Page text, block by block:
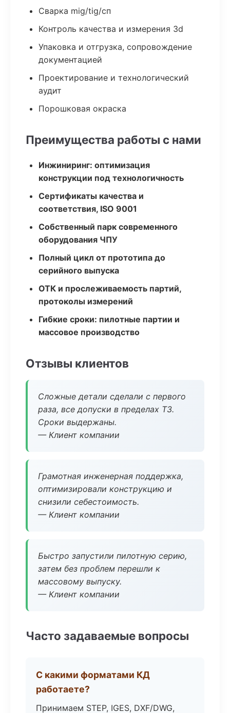
Сварка mig/tig/сп
Контроль качества и измерения 3d
Упаковка и отгрузка, сопровождение
документацией
Проектирование и технологический
аудит
Порошковая окраска
Преимущества работы с нами
Инжиниринг: оптимизация
конструкции под технологичность
Сертификаты качества и
соответствия, ISO 9001
Собственный парк современного
оборудования ЧПУ
Полный цикл от прототипа до
серийного выпуска
ОТК и прослеживаемость партий,
протоколы измерений
Гибкие сроки: пилотные партии и
массовое производство
Отзывы клиентов
Сложные детали сделали с первого
раза, все допуски в пределах ТЗ.
Сроки выдержаны.
— Клиент компании
Грамотная инженерная поддержка,
оптимизировали конструкцию и
снизили себестоимость.
— Клиент компании
Быстро запустили пилотную серию,
затем без проблем перешли к
массовому выпуску.
— Клиент компании
Часто задаваемые вопросы
С какими форматами КД
работаете?
Принимаем STEP, IGES, DXF/DWG,